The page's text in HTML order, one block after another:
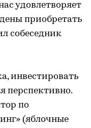
удовлетворяет
приобретать
собеседник
инвестировать
перспективно.
по
(яблочные